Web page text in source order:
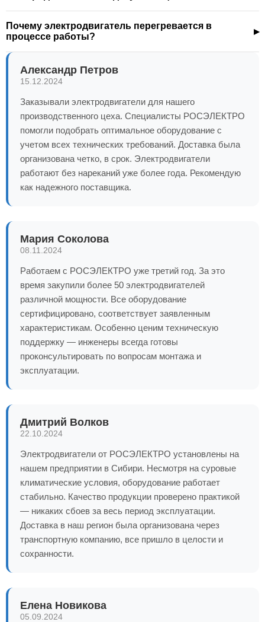
Почему электродвигатель перегревается в
процессе работы?
Александр Петров
15.12.2024
Заказывали электродвигатели для нашего
производственного цеха. Специалисты РОСЭЛЕКТРО
помогли подобрать оптимальное оборудование с
учетом всех технических требований. Доставка была
организована четко, в срок. Электродвигатели
работают без нареканий уже более года. Рекомендую
как надежного поставщика.
Мария Соколова
08.11.2024
Работаем с РОСЭЛЕКТРО уже третий год. За это
время закупили более 50 электродвигателей
различной мощности. Все оборудование
сертифицировано, соответствует заявленным
характеристикам. Особенно ценим техническую
поддержку — инженеры всегда готовы
проконсультировать по вопросам монтажа и
эксплуатации.
Дмитрий Волков
22.10.2024
Электродвигатели от РОСЭЛЕКТРО установлены на
нашем предприятии в Сибири. Несмотря на суровые
климатические условия, оборудование работает
стабильно. Качество продукции проверено практикой
— никаких сбоев за весь период эксплуатации.
Доставка в наш регион была организована через
транспортную компанию, все пришло в целости и
сохранности.
Елена Новикова
05.09.2024